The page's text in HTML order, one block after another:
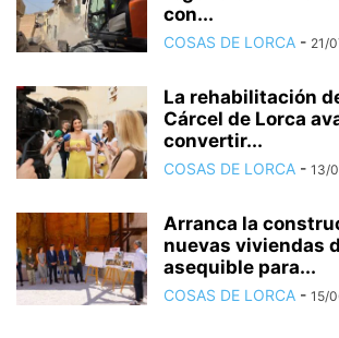
con...
COSAS DE LORCA - 21/
La rehabilitación
Cárcel de Lorca
convertir...
COSAS DE LORCA - 13/
Arranca la
nuevas viviendas
asequible para...
COSAS DE LORCA - 15/